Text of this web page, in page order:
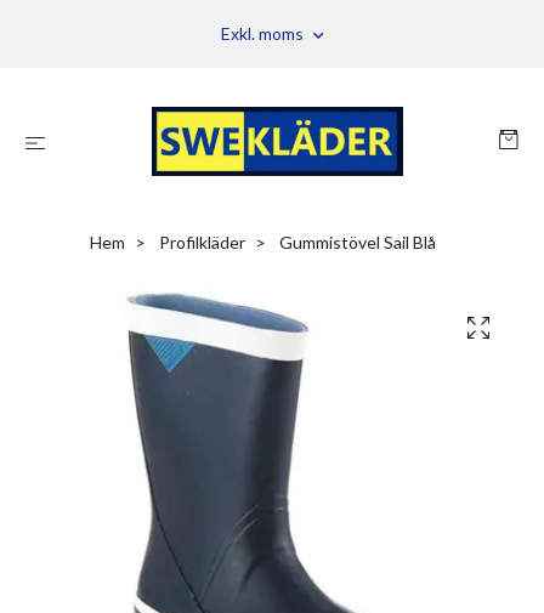
Exkl. moms
Hem Profilkläder Gummistövel Sail Blå